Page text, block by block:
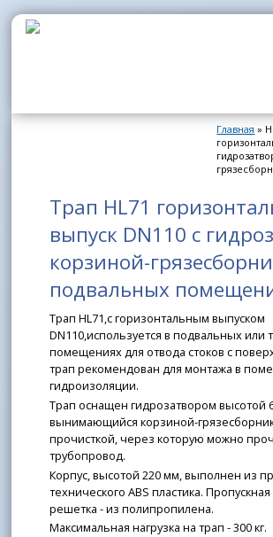
Перейти к основному содержанию
Вы здесь
Главная »
Трап HL71
выпуск DN110 с
корзиной-
подвальных
Трап HL71,с горизонтальным выпуском
DN110,используется в подвальных или
помещениях для отвода стоков с
трап рекомендован для монтажа в
гидроизоляции.
Трап оснащен гидрозатвором высотой
вынимающийся корзиной-
прочисткой, через которую можно
трубопровод.
Корпус, высотой 220 мм, выполнен из
технического ABS пластика.
решетка - из полипропилена.
Максимальная нагрузка на трап - 300 кг.